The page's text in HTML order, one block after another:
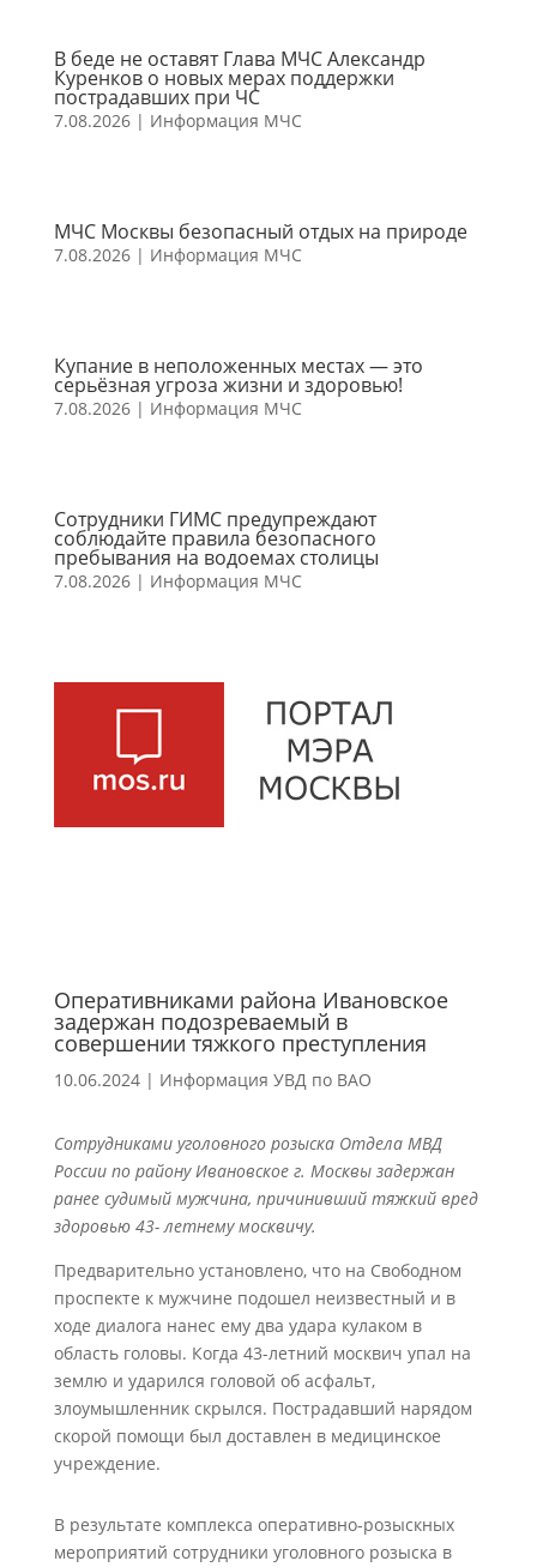
В беде не оставят Глава МЧС Александр
Куренков о новых мерах поддержки
пострадавших при ЧС
7.08.2026| Информация МЧС
МЧС Москвы безопасный отдых на природе
7.08.2026| Информация МЧС
Купание в неположенных местах — это
серьёзная угроза жизни и здоровью!
7.08.2026| Информация МЧС
Сотрудники ГИМС предупреждают
соблюдайте правила безопасного
пребывания на водоемах столицы
7.08.2026| Информация МЧС
Оперативниками района Ивановское
задержан подозреваемый в
совершении тяжкого преступления
10.06.2024| Информация УВД по ВАО
Сотрудниками уголовного розыска Отдела МВД
России по району Ивановское г. Москвы задержан
ранее судимый мужчина, причинивший тяжкий вред
здоровью 43- летнему москвичу.
Предварительно установлено, что на Свободном
проспекте к мужчине подошел неизвестный и в
ходе диалога нанес ему два удара кулаком в
область головы. Когда 43-летний москвич упал на
землю и ударился головой об асфальт,
злоумышленник скрылся. Пострадавший нарядом
скорой помощи был доставлен в медицинское
учреждение.
В результате комплекса оперативно-розыскных
мероприятий сотрудники уголовного розыска в